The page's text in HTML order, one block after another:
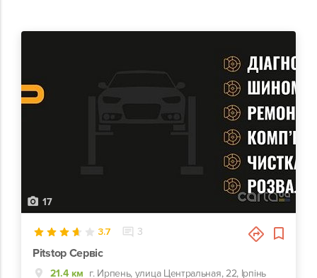
17
3.7 3
Pitstop Сервіс
21.4 км г. Ирпень, улица Центральная, 22, Ірпінь